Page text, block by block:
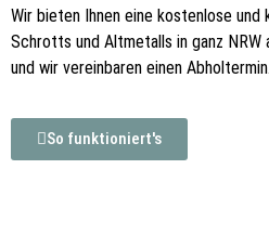
Wir bieten Ihnen eine kostenlose und
Schrotts und Altmetalls in ganz NRW
und wir vereinbaren einen Abholtermin.
So funktioniert's